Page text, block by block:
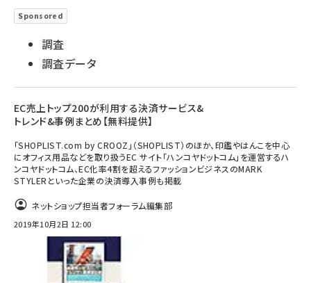
Sponsored
調査
調査データ
EC売上トップ200が利用する決済サービス&
トレンド&事例まとめ【無料提供】
「SHOPLIST.com by CROOZ」（SHOPLIST）のほか、印鑑やはんこを中心
にオフィス用品などを取り扱うEC サイト「ハンコヤドットコム」を運営するハ
ンコヤドットコム、EC化率4割を超えるファッションビジネスのMARK
STYLERといった企業の決済導入事例も掲載
ネットショップ担当者フォーラム編集部
2019年10月2日 12:00